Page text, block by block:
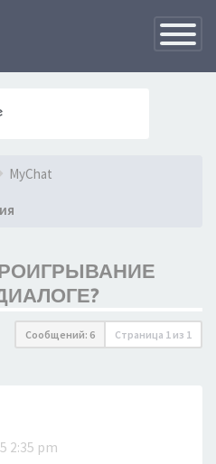
MyChat
Сообщений: 6 Страница 1 из 1
2:35 pm